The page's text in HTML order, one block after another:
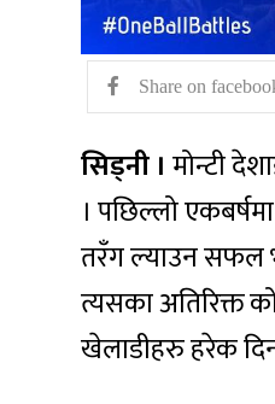
Share on
सिड्नी । मोन्टी
। पछिल्लो
तरँग ल्याउन सफल
त्यसका अतिरिक्त
खेलाडीहरु हरेक